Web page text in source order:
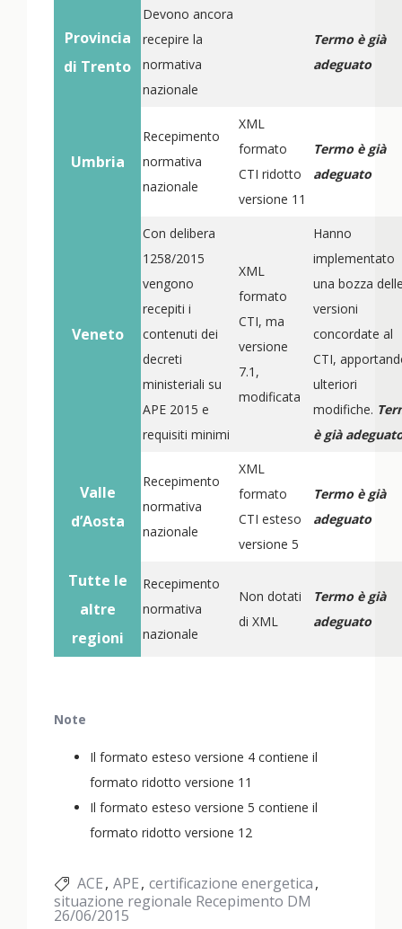
Provincia
di Trento
Devono ancora
recepire la
normativa
nazionale
Termo è già
adeguato
Umbria
Recepimento
normativa
nazionale
XML
formato
CTI ridotto
versione 11
Termo è già
adeguato
Veneto
Con delibera
1258/2015
vengono
recepiti i
contenuti dei
decreti
ministeriali su
APE 2015 e
requisiti minimi
XML
formato
CTI, ma
versione
7.1,
modificata
Hanno
implementato
una bozza
versioni
concordate al
CTI,
ulteriori
modifiche.
è già
Valle
d’Aosta
Recepimento
normativa
nazionale
XML
formato
CTI esteso
versione 5
Termo è già
adeguato
Tutte le
altre
regioni
Recepimento
normativa
nazionale
Non dotati
di XML
Termo è già
adeguato
Note
Il formato esteso versione 4 contiene il
formato ridotto versione 11
Il formato esteso versione 5 contiene il
formato ridotto versione 12
ACE APE certificazione energetica
situazione regionale Recepimento DM
26/06/2015